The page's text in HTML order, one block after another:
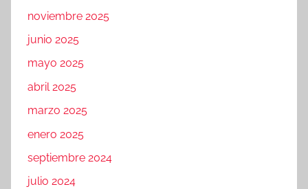
noviembre 2025
junio 2025
mayo 2025
abril 2025
marzo 2025
enero 2025
septiembre 2024
julio 2024